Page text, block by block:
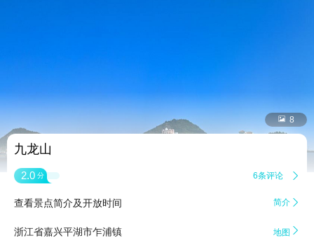
 8
九龙山
2.0 分 6条评论 
查看景点简介及开放时间 简介 
浙江省嘉兴平湖市乍浦镇 地图 